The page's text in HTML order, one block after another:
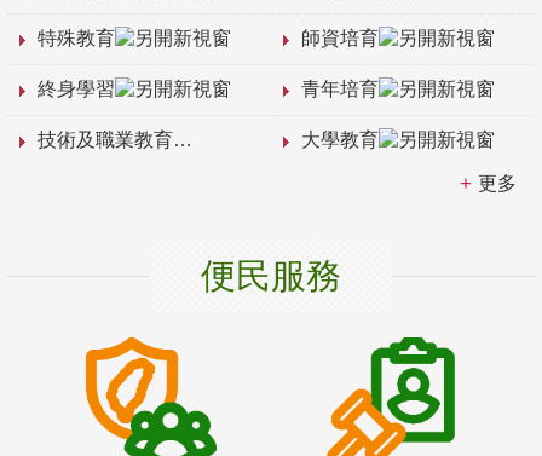
特殊教育 師資培育
終身學習 青年培育
技術及職業教育 大學教育
更多
便民服務